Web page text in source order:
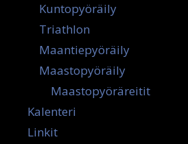
Kuntopyöräily
Triathlon
Maantiepyöräily
Maastopyöräily
Maastopyöräreitit
Kalenteri
Linkit